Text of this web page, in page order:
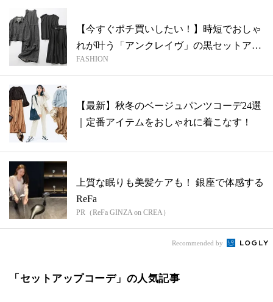
【今すぐポチ買いしたい！】時短でおしゃ
れが叶う「アンクレイヴ」の黒セットアッ
プ
FASHION
【最新】秋冬のベージュパンツコーデ24選
｜定番アイテムをおしゃれに着こなす！
上質な眠りも美髪ケアも！ 銀座で体感する
ReFa
PR（ReFa GINZA on CREA）
Recommended by
「セットアップコーデ」の人気記事